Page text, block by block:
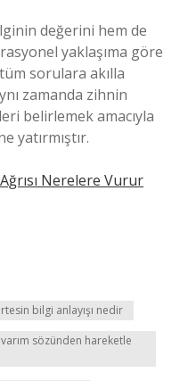
değerini hem de
yaklaşıma göre
sorulara akılla
zamanda zihnin
belirlemek amacıyla
yatırmıştır.
Nerelere Vurur
bilgi anlayışı nedir
sözünden hareketle